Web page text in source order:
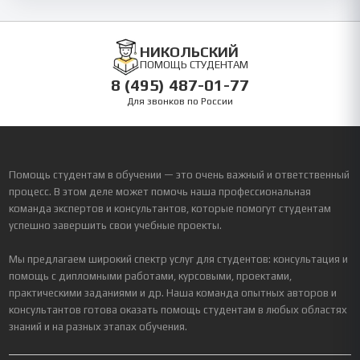
НИКОЛЬСКИЙ
ПОМОЩЬ СТУДЕНТАМ
8 (495) 487-01-77
Для звонков по России
Помощь студентам в обучении — это очень важный и ответственный
процесс. В этом деле может помочь наша профессиональная
команда экспертов и консультантов, которые помогут студентам
успешно завершить свои учебные проекты.
Мы предлагаем широкий спектр услуг для студентов: консультация и
помощь с дипломными работами, курсовыми, проектами,
практическими заданиями и др. Наша команда опытных авторов и
консультантов готова оказать помощь студентам в любых областях
знаний и на разных этапах обучения.